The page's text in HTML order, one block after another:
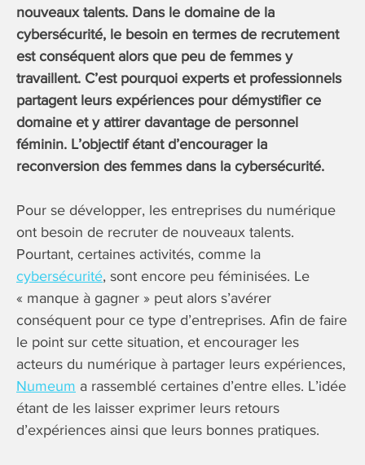
nouveaux talents. Dans le domaine de la
cybersécurité, le besoin en termes de recrutement
est conséquent alors que peu de femmes y
travaillent. C’est pourquoi experts et professionnels
partagent leurs expériences pour démystifier ce
domaine et y attirer davantage de personnel
féminin. L’objectif étant d’encourager la
reconversion des femmes dans la cybersécurité.
Pour se développer, les entreprises du numérique
ont besoin de recruter de nouveaux talents.
Pourtant, certaines activités, comme la
cybersécurité, sont encore peu féminisées. Le
« manque à gagner » peut alors s’avérer
conséquent pour ce type d’entreprises. Afin de faire
le point sur cette situation, et encourager les
acteurs du numérique à partager leurs expériences,
Numeum a rassemblé certaines d’entre elles. L’idée
étant de les laisser exprimer leurs retours
d’expériences ainsi que leurs bonnes pratiques.